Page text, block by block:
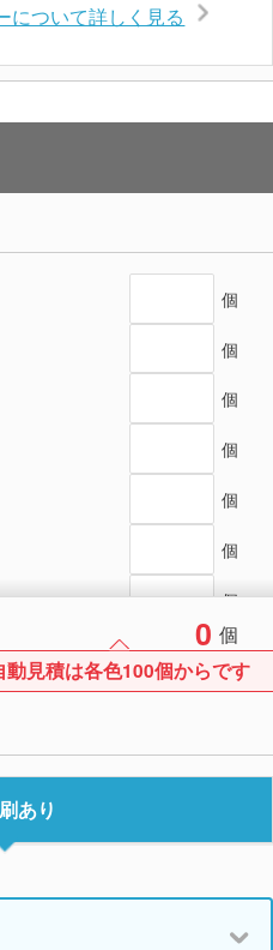
について詳しく見る
個
個
個
個
個
個
個
個
個
個
個
個
0 個
動見積は各色100個からです
あり